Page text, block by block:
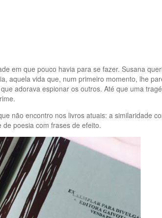
em que pouco havia para se fazer. Susana
aquela vida que, num primeiro momento, lhe
adorava espionar os outros. Até que uma
não encontro nos livros atuais: a similaridade
poesia com frases de efeito.